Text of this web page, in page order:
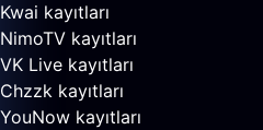
Kwai kayıtları
NimoTV kayıtları
VK Live kayıtları
Chzzk kayıtları
YouNow kayıtları